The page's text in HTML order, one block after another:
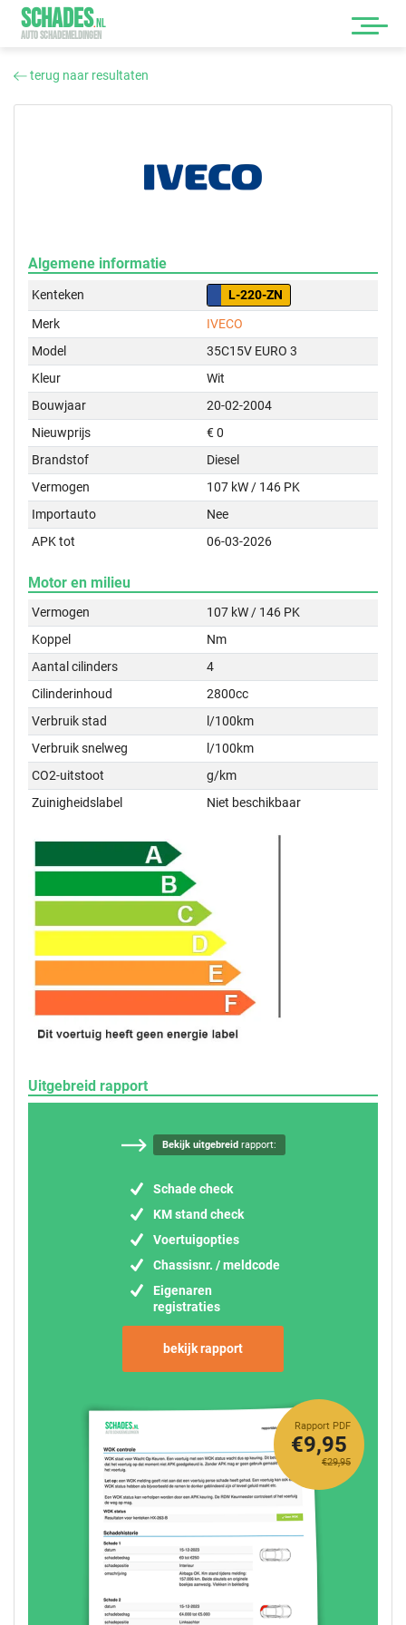
SCHADES.NL
AUTO SCHADEMELDINGEN
terug naar resultaten
Algemene informatie
Kenteken
L-220-ZN
Merk
IVECO
Model
35C15V EURO 3
Kleur
Wit
Bouwjaar
20-02-2004
Nieuwprijs
€ 0
Brandstof
Diesel
Vermogen
107 kW / 146 PK
Importauto
Nee
APK tot
06-03-2026
Motor en milieu
Vermogen
107 kW / 146 PK
Koppel
Nm
Aantal cilinders
4
Cilinderinhoud
2800cc
Verbruik stad
l/100km
Verbruik snelweg
l/100km
CO2-uitstoot
g/km
Zuinigheidslabel
Niet beschikbaar
Uitgebreid rapport
Bekijk uitgebreidrapport:
Schade check
KM stand check
Voertuigopties
Chassisnr. / meldcode
Eigenaren
registraties
bekijk rapport
Rapport PDF
€29,95
€9,95